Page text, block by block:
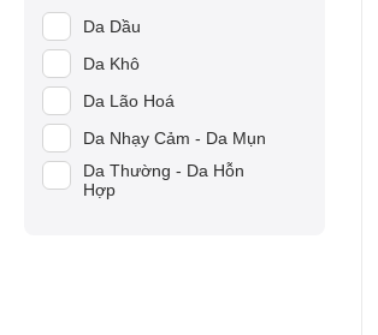
Da Dầu
Da Khô
Da Lão Hoá
Da Nhạy Cảm - Da Mụn
Da Thường - Da Hỗn
Hợp